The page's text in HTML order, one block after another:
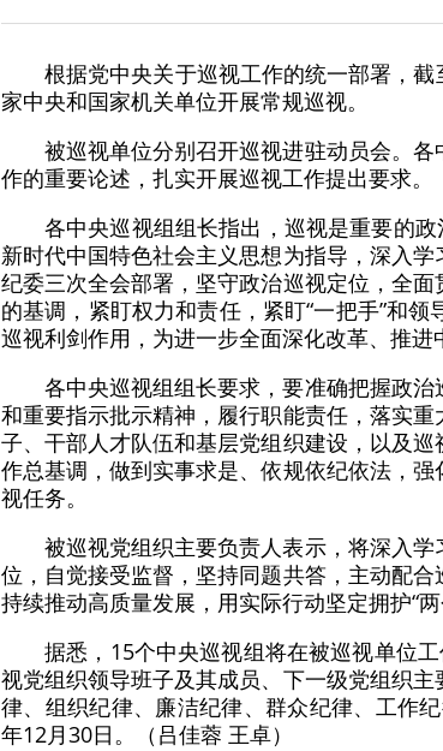
根据党中央关于巡视工作的统一部署，
家中央和国家机关单位开展常规巡视。
被巡视单位分别召开巡视进驻动员会。
作的重要论述，扎实开展巡视工作提出要求。
各中央巡视组组长指出，巡视是重要的
新时代中国特色社会主义思想为指导，深入
纪委三次全会部署，坚守政治巡视定位，全
的基调，紧盯权力和责任，紧盯“一把手”和
巡视利剑作用，为进一步全面深化改革、推进
各中央巡视组组长要求，要准确把握政
和重要指示批示精神，履行职能责任，落实
子、干部人才队伍和基层党组织建设，以及
作总基调，做到实事求是、依规依纪依法，
视任务。
被巡视党组织主要负责人表示，将深入
位，自觉接受监督，坚持同题共答，主动配
持续推动高质量发展，用实际行动坚定拥护“两
据悉，15个中央巡视组将在被巡视单位
视党组织领导班子及其成员、下一级党组织
律、组织纪律、廉洁纪律、群众纪律、工作
年12月30日。（吕佳蓉 王卓）